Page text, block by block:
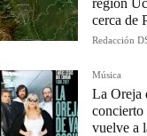
cerca de
Redacción
Música
La Oreja
vuelve a